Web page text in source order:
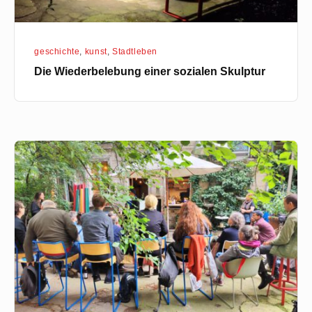
geschichte, kunst, Stadtleben
Die Wiederbelebung einer sozialen Skulptur
k12
proudly
presents:
„SALON
AMBULANT“